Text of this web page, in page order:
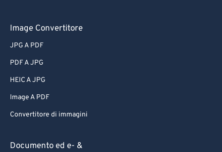
Image Convertitore
JPG A PDF
PDF A JPG
HEIC A JPG
Image A PDF
Convertitore di immagini
Documento ed e- &